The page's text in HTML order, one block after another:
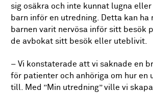
sig osäkra och inte kunnat lugna
barn inför en utredning. Detta kan
barnen varit nervösa inför sitt besök
de avbokat sitt besök eller uteblivit.
– Vi konstaterade att vi saknade en
för patienter och anhöriga om hur en
till. Med ”Min utredning” ville vi